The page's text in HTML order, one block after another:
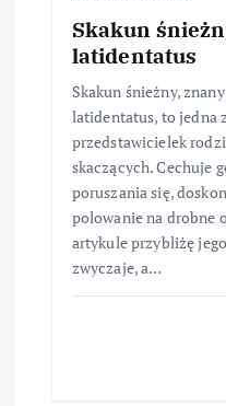
Skakun
latidentatus
Skakun śnieżny,
latidentatus, to jedna
przedstawicielek
skaczących. Cechuje
poruszania się,
polowanie na drobne
artykule przybliżę
zwyczaje, a…